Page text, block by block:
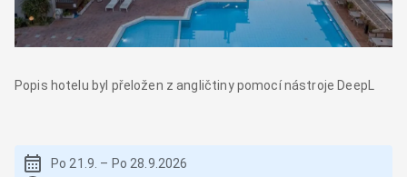
Popis hotelu byl přeložen z angličtiny pomocí nástroje DeepL
Po 21.9. – Po 28.9.2026